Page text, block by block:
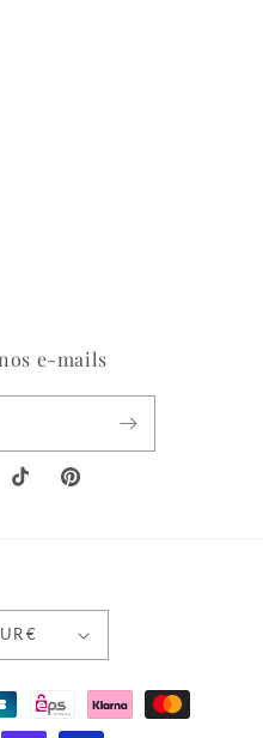
e-mails
TikTok Pinterest
France | EUR €